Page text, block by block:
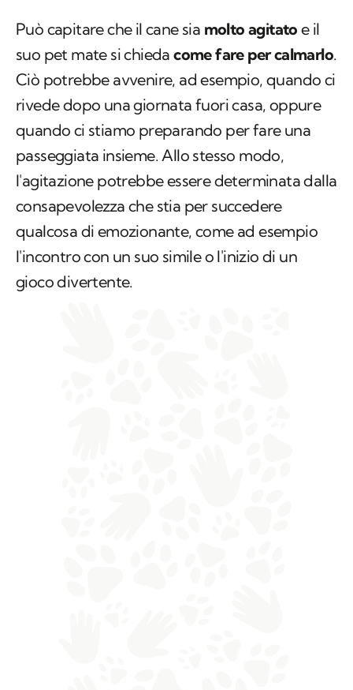
Può capitare che il cane sia molto agitato e il
suo pet mate si chiedacome fare per calmarlo.
Ciò potrebbe avvenire, ad esempio, quando ci
rivede dopo una giornata fuori casa, oppure
quando ci stiamo preparando per fare una
passeggiata insieme. Allo stesso modo,
l'agitazione potrebbe essere determinata dalla
consapevolezza che stia per succedere
qualcosa di emozionante, come ad esempio
l'incontro con un suo simile o l'inizio di un
gioco divertente.